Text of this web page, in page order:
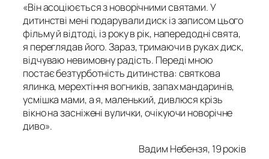
«Він асоціюється з новорічними святами. У
дитинстві мені подарували диск із записом цього
фільму й відтоді, із року в рік, напередодні свята,
я переглядав його. Зараз, тримаючи в руках диск,
відчуваю невимовну радість. Переді мною
постає безтурботність дитинства: святкова
ялинка, мерехтіння вогників, запах мандаринів,
усмішка мами, а я, маленький, дивлюся крізь
вікно на засніжені вулички, очікуючи новорічне
диво».
Вадим Небензя, 19 років